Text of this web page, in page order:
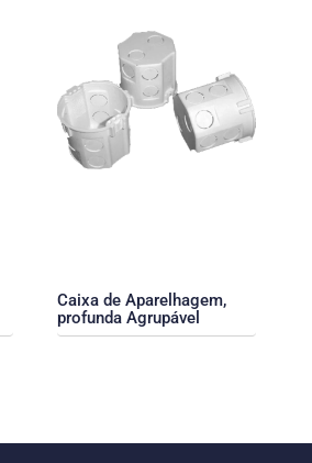
Caixa de Aparelhagem,
profunda Agrupável